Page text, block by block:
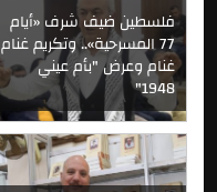
فلسطين ضيف شرف «أيام
77 المسرحية».. وتكريم غنام
غنام وعرض "بأم عيني
1948"